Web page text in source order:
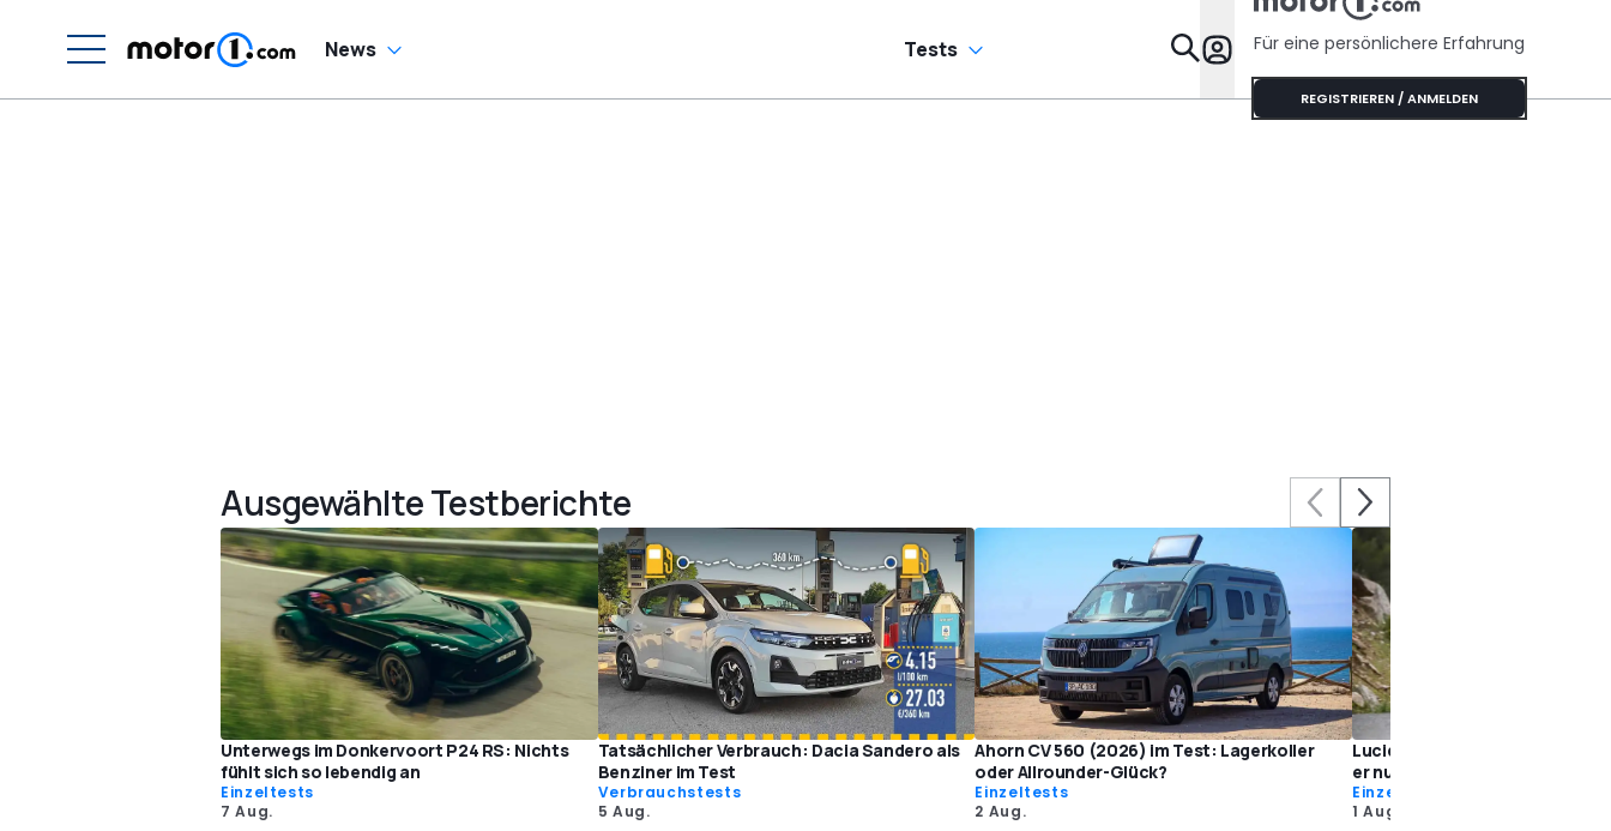
News Tests Specials
Für eine persönlichere Erfahrung
REGISTRIEREN / ANMELDEN
Ausgewählte Testberichte
Unterwegs im Donkervoort P24 RS: Nichts
fühlt sich so lebendig an
Einzeltests
7 Aug.
Tatsächlicher Verbrauch: Dacia Sandero als
Benziner im Test
Verbrauchstests
5 Aug.
Ahorn CV 560 (2026) im Test: Lagerkoller
oder Allrounder-Glück?
Einzeltests
2 Aug.
Lucid Air Grand Touring (2026)
er nur Reichweite?
Einzeltests
1 Aug.